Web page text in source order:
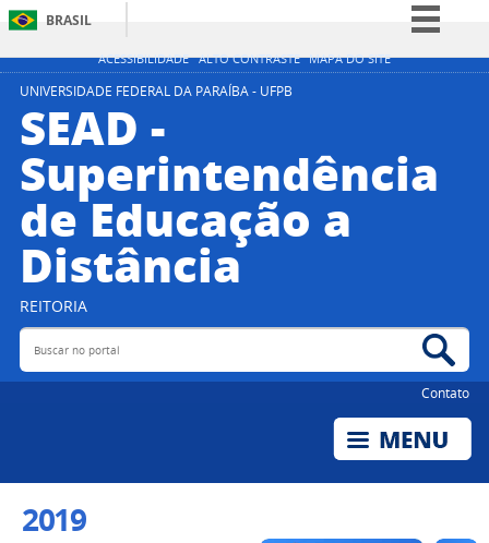
ACESSIBILIDADE ALTO CONTRASTE MAPA DO SITE
BRASIL
Simplifique!
Acesso à informação
Legislação
Canais
UNIVERSIDADE FEDERAL DA PARAÍBA - UFPB
SEAD -
Superintendência
de Educação a
Distância
REITORIA
Buscar no portal
Contato
2019